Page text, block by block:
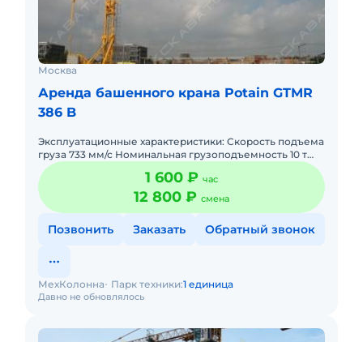
Москва
Аренда башенного крана Potain GTMR
386 B
Эксплуатационные характеристики: Скорость подъема
груза 733 мм/с Номинальная грузоподъемность 10 т
Грузоподъемность при максимальном вылете 1,7 т
Расход топлив
1 600 ₽ час
12 800 ₽ смена
Позвонить Заказать Обратный звонок
Давно не обновлялось
МехКолонна Парк техники:1 единица